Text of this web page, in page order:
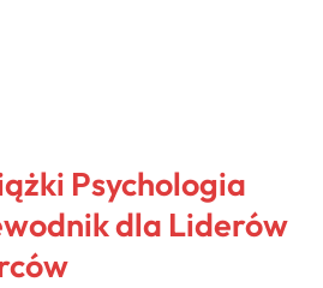
Psychologia
dla Liderów